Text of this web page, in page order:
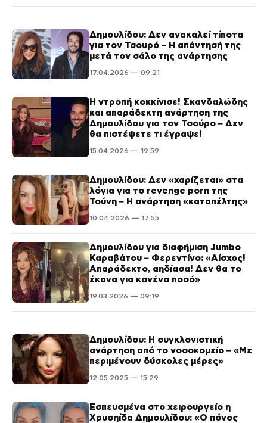
Δημουλίδου: Δεν ανακαλεί τίποτα
για τον Τσουρό – Η απάντησή της
μετά τον σάλο της ανάρτησης
17.04.2026 — 09:21
Η ντροπή κοκκίνισε! Σκανδαλώδης
και απαράδεκτη ανάρτηση της
Δημουλίδου για τον Τσούρο – Δεν
θα πιστέψετε τι έγραψε!
15.04.2026 — 19:59
Δημουλίδου: Δεν «χαρίζεται» στα
λόγια για το revenge porn της
Τούνη – Η ανάρτηση «καταπέλτης»
10.04.2026 — 17:55
Δημουλίδου για διαφήμιση Jumbo
Καραβάτου – Φερεντίνο: «Αίσχος!
Απαράδεκτο, αηδίασα! Δεν θα το
έκανα για κανένα ποσό»
19.03.2026 — 09:19
Δημουλίδου: Η συγκλονιστική
ανάρτηση από το νοσοκομείο – «Με
περιμένουν δύσκολες μέρες»
12.05.2025 — 15:29
Εσπευσμένα στο χειρουργείο η
Χρυσηίδα Δημουλίδου: «Ο πόνος